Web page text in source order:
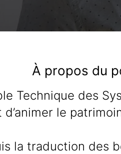
À propos du
Technique des
le
la traduction des